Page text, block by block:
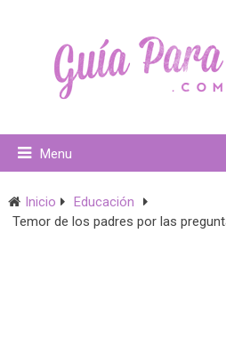
Menu
Inicio
Educación
Temor de los padres por las